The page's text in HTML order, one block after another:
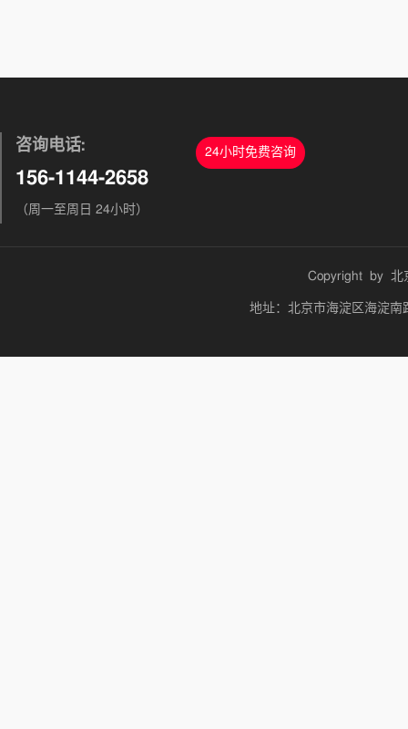
咨询电话:
156-1144-2658
（周一至周日 24小时）
24小时免费咨询
Copyright by 北
地址：北京市海淀区海淀